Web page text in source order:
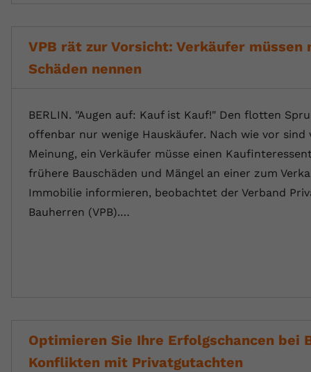
VPB rät zur Vorsicht: Verkäufer müssen
Schäden nennen
BERLIN. "Augen auf: Kauf ist Kauf!" Den flotten
offenbar nur wenige Hauskäufer. Nach wie vor sind
Meinung, ein Verkäufer müsse einen
frühere Bauschäden und Mängel an einer zum
Immobilie informieren, beobachtet der Verband
Bauherren (VPB).…
Optimieren Sie Ihre Erfolgschancen bei
Konflikten mit Privatgutachten